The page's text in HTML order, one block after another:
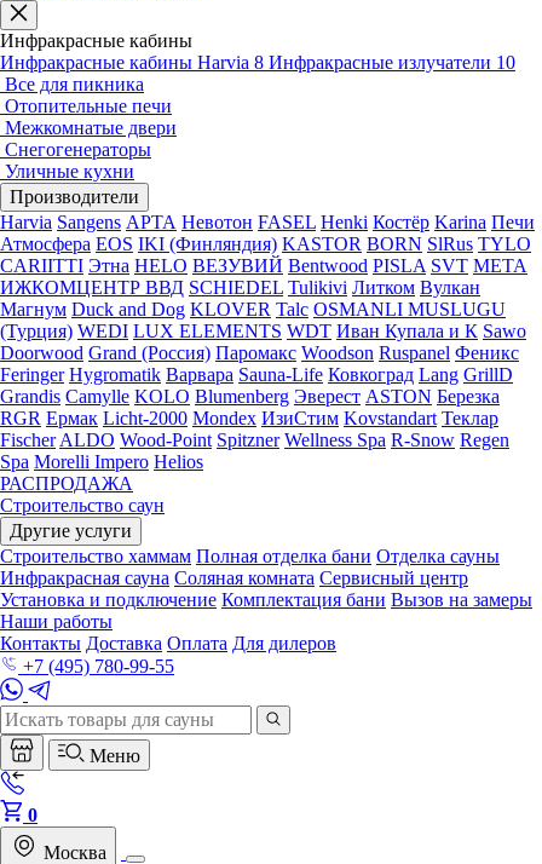
Инфракрасные кабины
Инфракрасные кабины Harvia 8 Инфракрасные излучатели 10
Все для пикника
Отопительные печи
Межкомнатые двери
Снегогенераторы
Уличные кухни
Производители
Harvia Sangens АРТА Невотон FASEL Henki Костёр Karina Печи
Атмосфера EOS IKI (Финляндия) KASTOR BORN SlRus TYLO
CARIITTI Этна HELO ВЕЗУВИЙ Bentwood PISLA SVT МЕТА
ИЖКОМЦЕНТР ВВД SCHIEDEL Tulikivi Литком Вулкан
Магнум Duck and Dog KLOVER Talc OSMANLI MUSLUGU
(Турция) WEDI LUX ELEMENTS WDT Иван Купала и К Sawo
Doorwood Grand (Россия) Паромакс Woodson Ruspanel Феникс
Feringer Hygromatik Варвара Sauna-Life Ковкоград Lang GrillD
Grandis Camylle KOLO Blumenberg Эверест ASTON Березка
RGR Ермак Licht-2000 Mondex ИзиСтим Kovstandart Теклар
Fischer ALDO Wood-Point Spitzner Wellness Spa R-Snow Regen
Spa Morelli Impero Helios
РАСПРОДАЖА
Строительство саун
Другие услуги
Строительство хаммам Полная отделка бани Отделка сауны
Инфракрасная сауна Соляная комната Сервисный центр
Установка и подключение Комплектация бани Вызов на замеры
Наши работы
Контакты Доставка Оплата Для дилеров
+7 (495) 780-99-55
Меню
0
Москва